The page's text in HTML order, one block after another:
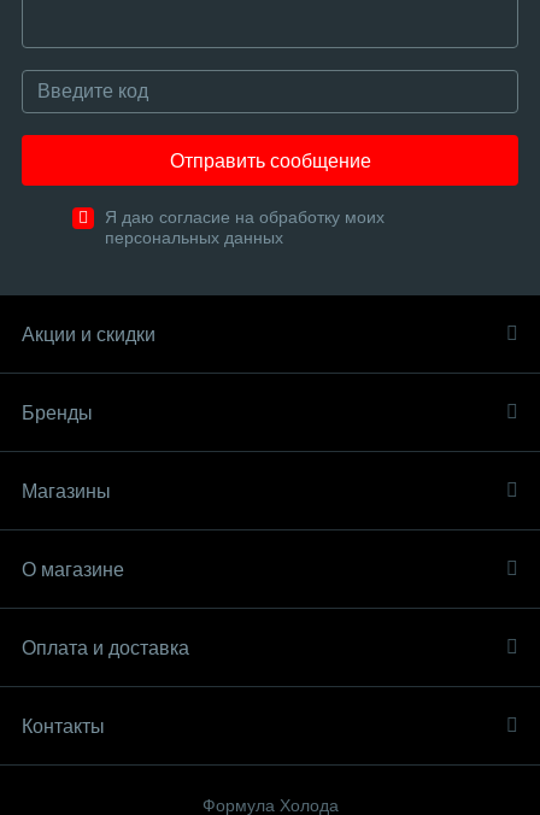
Отправить сообщение
Я даю согласие на обработку моих
персональных данных
Акции и скидки
Бренды
Магазины
О магазине
Оплата и доставка
Контакты
Формула Холода